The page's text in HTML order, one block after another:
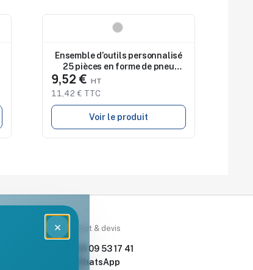
Ensemble d’outils personnalisé
25 pièces en forme de pneu
9,52 €
11,42 € TTC
Voir le produit
× Contact & devis
06 09 53 17 41
WhatsApp